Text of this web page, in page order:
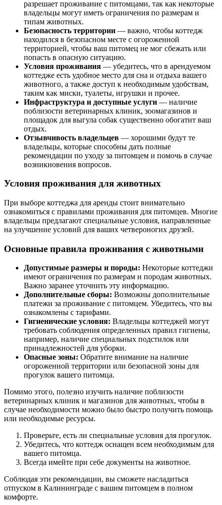
разрешает проживание с питомцами, так как некоторые
владельцы могут иметь ограничения по размерам и
типам животных.
Безопасность территории — важно, чтобы коттедж
находился в безопасном месте с огороженной
территорией, чтобы ваш питомец не мог сбежать или
попасть в опасную ситуацию.
Условия проживания — убедитесь, что в арендуемом
коттедже есть удобное место для сна и отдыха вашего
животного, а также доступ к необходимым удобствам,
таким как миски, туалеты, игрушки и прочее.
Инфраструктура и доступные услуги — наличие
поблизости ветеринарных клиник, зоомагазинов и
площадок для выгула собак существенно обогатит ваш
отдых.
Отзывчивость владельцев — хорошими будут те
владельцы, которые способны дать полные
рекомендации по уходу за питомцем и помочь в случае
возникновения вопросов.
Условия проживания для животных
При выборе коттеджа для аренды стоит внимательно
ознакомиться с правилами проживания для питомцев. Многие
владельцы предлагают специальные условия, направленные
на улучшение условий для ваших четвероногих друзей.
Основные правила проживания с животными
Допустимые размеры и породы: Некоторые коттеджи
имеют ограничения по размерам и породам животных.
Важно заранее уточнить эту информацию.
Дополнительные сборы: Возможны дополнительные
платежи за проживание с питомцем. Убедитесь, что вы
ознакомлены с тарифами.
Гигиенические условия: Владельцы коттеджей могут
требовать соблюдения определенных правил гигиены,
например, наличие специальных подстилок или
принадлежностей для уборки.
Опасные зоны: Обратите внимание на наличие
огороженной территории или безопасной зоны для
прогулок вашего питомца.
Помимо этого, полезно изучить наличие поблизости
ветеринарных клиник и магазинов для животных, чтобы в
случае необходимости можно было быстро получить помощь
или необходимые ресурсы.
Проверьте, есть ли специальные условия для прогулок.
Убедитесь, что коттедж оснащен всем необходимым для
вашего питомца.
Всегда имейте при себе документы на животное.
Соблюдая эти рекомендации, вы сможете насладиться
отпуском в Калининграде с вашим питомцем в полном
комфорте.